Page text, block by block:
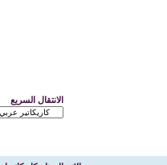
الانتقال السريع